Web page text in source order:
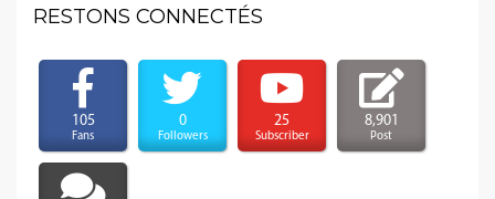
RESTONS CONNECTÉS
105
Fans
0
Followers
25
Subscriber
8,901
Post